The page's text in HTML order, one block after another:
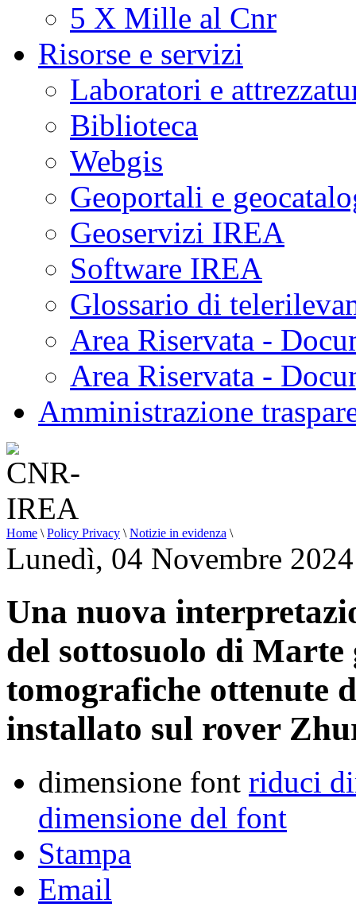
5 X Mille al Cnr
Risorse e servizi
Laboratori e
Biblioteca
Webgis
Geoportali e
Geoservizi IREA
Software IREA
Glossario di
Area Riservata -
Area Riservata -
Amministrazione
Home \ Policy Privacy \ Notizie in evidenza \
Lunedì, 04 Novembre
Una nuova
del sottosuolo di
tomografiche ottenute
installato sul rover
dimensione font riduci
dimensione del font
Stampa
Email